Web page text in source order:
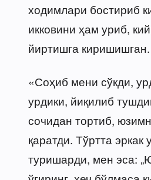
ходимлари бостириб
икковини ҳам уриб,
йиртишга киришишган.
«Соҳиб мени сўкди,
урдики, йиқилиб
сочидан тортиб,
қаратди. Тўртта эркак
туришарди, мен эса: